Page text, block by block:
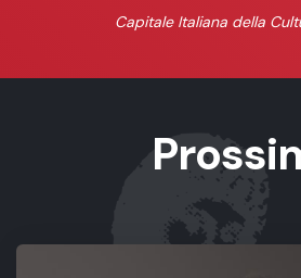
Capitale Italiana della